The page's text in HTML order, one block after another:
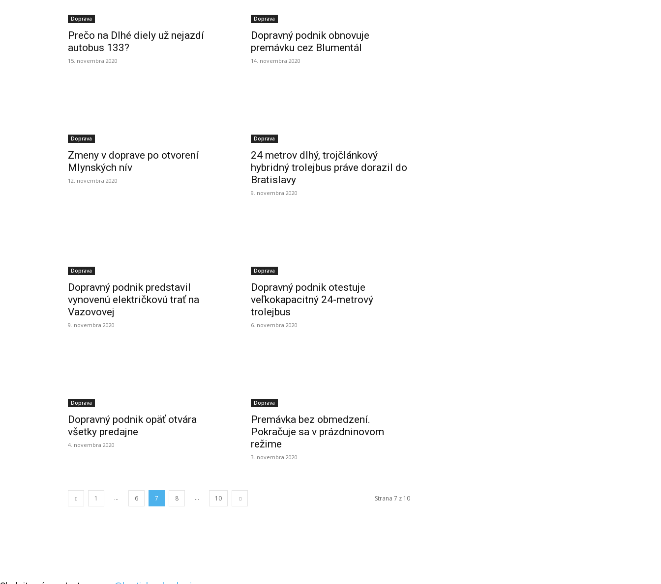
Doprava
Prečo na Dlhé diely už nejazdí
autobus 133?
15. novembra 2020
Doprava
Dopravný podnik obnovuje
premávku cez Blumentál
14. novembra 2020
Doprava
Zmeny v doprave po otvorení
Mlynských nív
12. novembra 2020
Doprava
24 metrov dlhý, trojčlánkový
hybridný trolejbus práve dorazil do
Bratislavy
9. novembra 2020
Doprava
Dopravný podnik predstavil
vynovenú električkovú trať na
Vazovovej
9. novembra 2020
Doprava
Dopravný podnik otestuje
veľkokapacitný 24-metrový
trolejbus
6. novembra 2020
Doprava
Dopravný podnik opäť otvára
všetky predajne
4. novembra 2020
Doprava
Premávka bez obmedzení.
Pokračuje sa v prázdninovom
režime
3. novembra 2020
1 ... 6 7 8 ... 10 Strana 7 z 10